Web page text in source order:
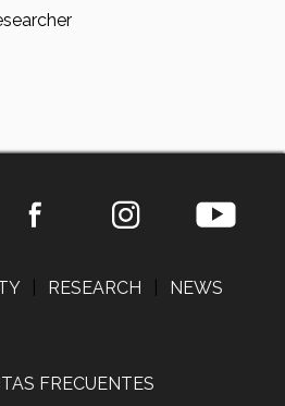
RESEARCH NEWS
FRECUENTES